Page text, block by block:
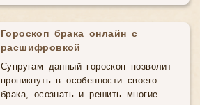
Гороскоп брака онлайн с
расшифровкой
Супругам данный гороскоп позволит
проникнуть в особенности своего
брака, осознать и решить многие